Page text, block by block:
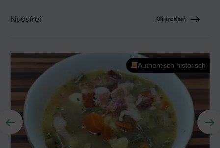
Nussfrei Alle anzeigen
Authentisch historisch